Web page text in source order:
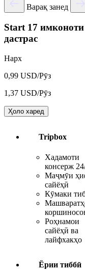
Варақ занед
Start 17 имконоти
дастрас
Нарх
0,99 USD/Рӯз
1,37 USD/Рӯз
Ҳоло харед
Tripbox
Хадамоти
консерж
Маҷмӯи
сайёҳӣ
Кӯмаки
Роҳнамои
сайёҳӣ ва
лайфхакҳо
Ёрии тиббӣ